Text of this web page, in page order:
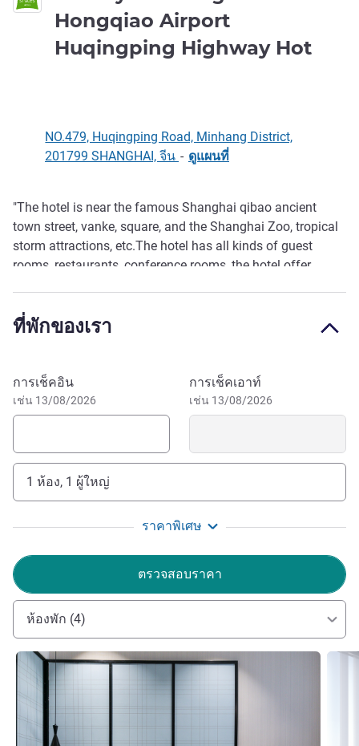
Hongqiao Airport
Huqingping Highway Hot3 ดา
NO.479, Huqingping Road, Minhang District,
201799 SHANGHAI, จีน - ดูแผนที่
รายละเอียด
"The hotel is near the famous Shanghai qibao ancient
town street, vanke, square, and the Shanghai Zoo, tropical
storm attractions, etc.The hotel has all kinds of guest
rooms, restaurants, conference rooms, the hotel offer
ที่พักของเรา
จองโรงแรมนี้
การเช็คอิน
เช่น 13/08/2026
การเช็คเอาท์
เช่น 13/08/2026
1 ห้อง, 1 ผู้ใหญ่
ราคาพิเศษ
ตรวจสอบราคา
ห้องพัก (4)
ดูรายละเอียด ดูราย